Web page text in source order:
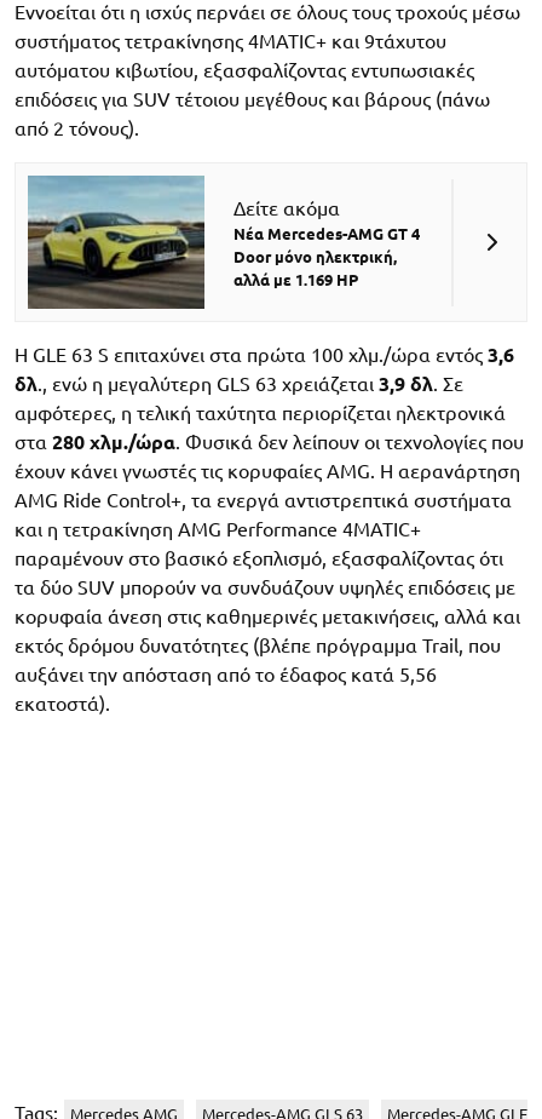
Εννοείται ότι η ισχύς περνάει σε όλους τους τροχούς μέσω
συστήματος τετρακίνησης 4MATIC+ και 9τάχυτου
αυτόματου κιβωτίου, εξασφαλίζοντας εντυπωσιακές
επιδόσεις για SUV τέτοιου μεγέθους και βάρους (πάνω
από 2 τόνους).
Δείτε ακόμα
Νέα Mercedes-AMG GT 4
Door μόνο ηλεκτρική,
αλλά με 1.169 HP
Η GLE 63 S επιταχύνει στα πρώτα 100 χλμ./ώρα εντός 3,6
δλ., ενώ η μεγαλύτερη GLS 63 χρειάζεται 3,9 δλ. Σε
αμφότερες, η τελική ταχύτητα περιορίζεται ηλεκτρονικά
στα 280 χλμ./ώρα. Φυσικά δεν λείπουν οι τεχνολογίες που
έχουν κάνει γνωστές τις κορυφαίες AMG. Η αερανάρτηση
AMG Ride Control+, τα ενεργά αντιστρεπτικά συστήματα
και η τετρακίνηση AMG Performance 4MATIC+
παραμένουν στο βασικό εξοπλισμό, εξασφαλίζοντας ότι
τα δύο SUV μπορούν να συνδυάζουν υψηλές επιδόσεις με
κορυφαία άνεση στις καθημερινές μετακινήσεις, αλλά και
εκτός δρόμου δυνατότητες (βλέπε πρόγραμμα Trail, που
αυξάνει την απόσταση από το έδαφος κατά 5,56
εκατοστά).
Tags: Mercedes AMG Mercedes-AMG GLS 63 Mercedes-AMG GLE